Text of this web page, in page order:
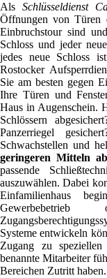
Als Schlüsseldienst
Öffnungen von Türen
Einbruchstour sind
Schloss und jeder
jedes neue Schloss
Rostocker
Sie am besten gegen
Ihre Türen und
Haus in Augenschein.
Schlössern
Panzerriegel
Schwachstellen und
geringeren Mitteln
passende
auszuwählen. Dabei
Einfamilienhaus
Systeme entwickeln
Zugang zu
benannte Mitarbeiter
Bereichen Zutritt haben.